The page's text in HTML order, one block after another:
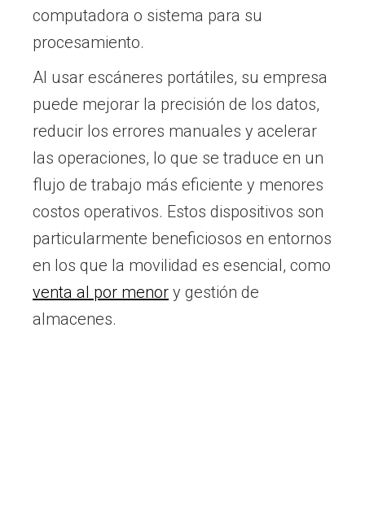
computadora o sistema para su
procesamiento.
Al usar escáneres portátiles, su empresa
puede mejorar la precisión de los datos,
reducir los errores manuales y acelerar
las operaciones, lo que se traduce en un
flujo de trabajo más eficiente y menores
costos operativos. Estos dispositivos son
particularmente beneficiosos en entornos
en los que la movilidad es esencial, como
venta al por menor y gestión de
almacenes.